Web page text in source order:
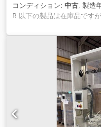
コンディション: 中古, 製造
R 以下の製品は在庫品です
います。お約束はいたしか
アクッションマシン 型式
法：(LxWxH) 1,600 x 767
bar、最大82 Nl/分 (クッシ
源接続：230 VAC、50/60
PA/PE複合フィルムまたは
イクル可能） 重量：230
（フィルムの種類とクッシ
源：230 VAC、50/60 Hz、
長： • 様々なクッションサ